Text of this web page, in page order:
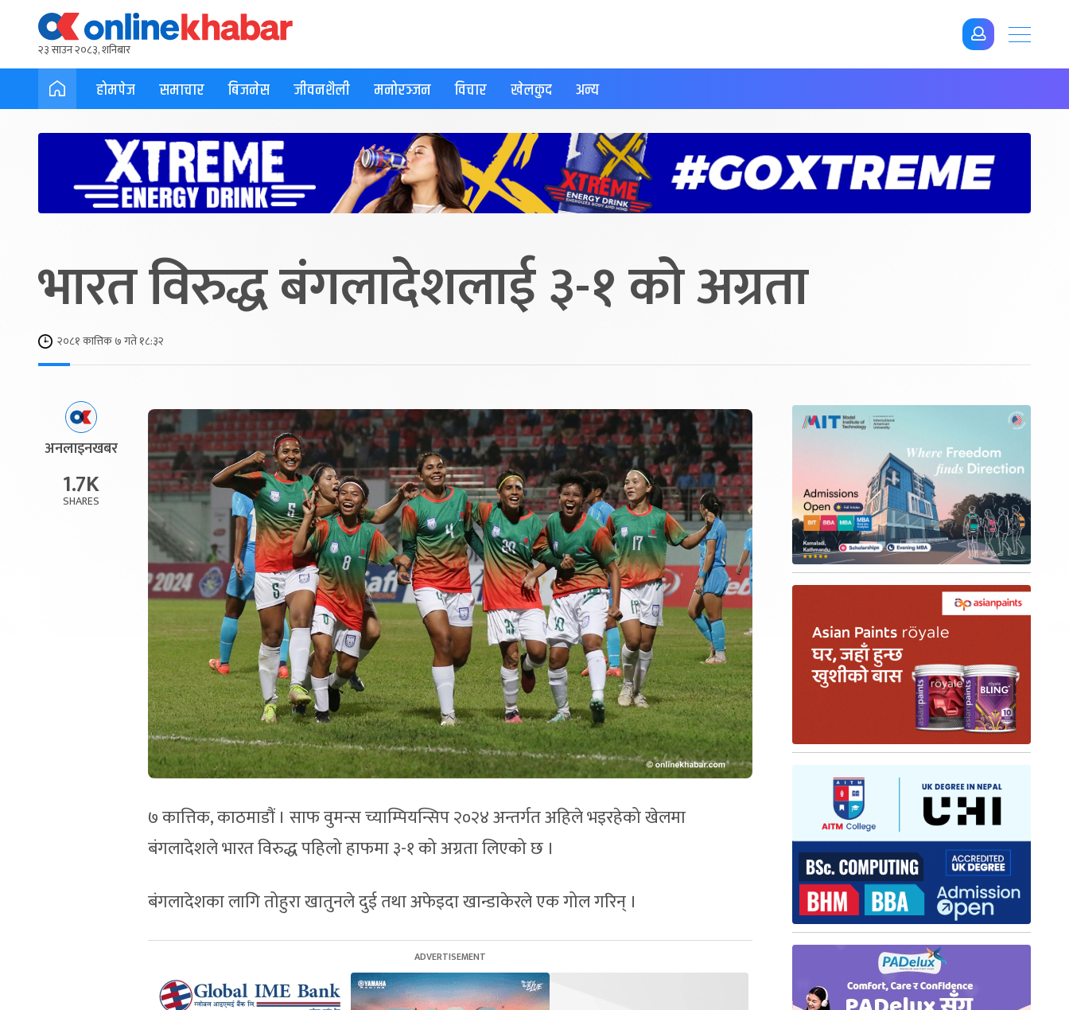
२३ साउन २०८३, शनिबार
होमपेज समाचार बिजनेस जीवनशैली मनोरञ्जन विचार खेलकुद अन्य
भारत विरुद्ध बंगलादेशलाई ३-१ को अग्रता
२०८१ कात्तिक ७ गते १८:३२
अनलाइनखबर
1.7K
SHARES
७ कात्तिक, काठमाडौं । साफ वुमन्स च्याम्पियन्सिप २०२४ अन्तर्गत अहिले भइरहेको खेलमा
बंगलादेशले भारत विरुद्ध पहिलो हाफमा ३-१ को अग्रता लिएको छ ।
बंगलादेशका लागि तोहुरा खातुनले दुई तथा अफेइदा खान्डाकेरले एक गोल गरिन् ।